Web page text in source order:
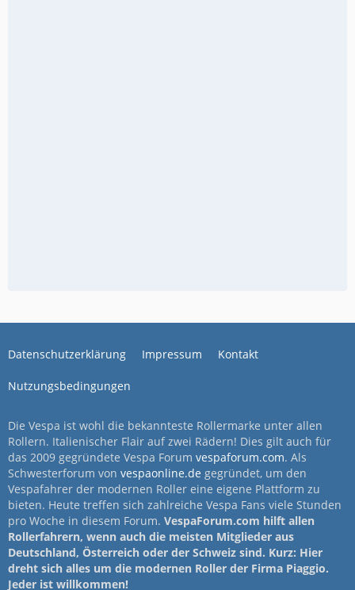
Datenschutzerklärung Impressum Kontakt
Nutzungsbedingungen
Die Vespa ist wohl die bekannteste Rollermarke unter allen
Rollern. Italienischer Flair auf zwei Rädern! Dies gilt auch für
das 2009 gegründete Vespa Forum vespaforum.com. Als
Schwesterforum von vespaonline.de gegründet, um den
Vespafahrer der modernen Roller eine eigene Plattform zu
bieten. Heute treffen sich zahlreiche Vespa Fans viele Stunden
pro Woche in diesem Forum. VespaForum.com hilft allen
Rollerfahrern, wenn auch die meisten Mitglieder aus
Deutschland, Österreich oder der Schweiz sind. Kurz: Hier
dreht sich alles um die modernen Roller der Firma Piaggio.
Jeder ist willkommen!